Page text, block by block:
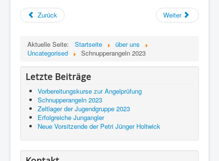
Zurück Weiter
Aktuelle Seite: Startseite
über uns
Uncategorised
Schnupperangeln 2023
Letzte Beiträge
Vorbereitungskurse zur Angelprüfung
Schnupperangeln 2023
Zeltlager der Jugendgruppe 2023
Erfolgreiche Jungangler
Neue Vorsitzende der Petri Jünger Holtwick